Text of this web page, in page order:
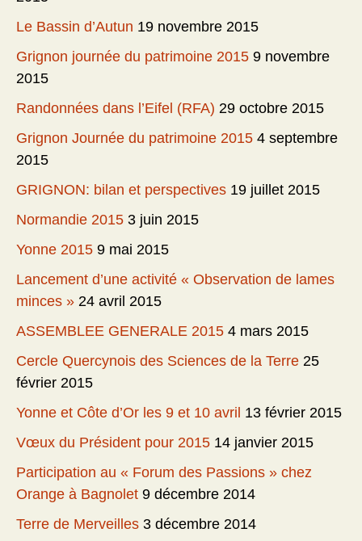
Le Bassin d’Autun 19 novembre 2015
Grignon journée du patrimoine 2015 9 novembre
2015
Randonnées dans l’Eifel (RFA) 29 octobre 2015
Grignon Journée du patrimoine 2015 4 septembre
2015
GRIGNON: bilan et perspectives 19 juillet 2015
Normandie 2015 3 juin 2015
Yonne 2015 9 mai 2015
Lancement d’une activité « Observation de lames
minces » 24 avril 2015
ASSEMBLEE GENERALE 2015 4 mars 2015
Cercle Quercynois des Sciences de la Terre 25
février 2015
Yonne et Côte d’Or les 9 et 10 avril 13 février 2015
Vœux du Président pour 2015 14 janvier 2015
Participation au « Forum des Passions » chez
Orange à Bagnolet 9 décembre 2014
Terre de Merveilles 3 décembre 2014